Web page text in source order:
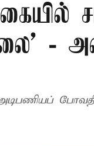
-
அடிபணியப்